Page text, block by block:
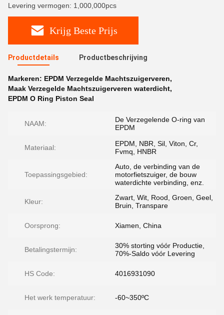
Levering vermogen: 1,000,000pcs
Krijg Beste Prijs
Productdetails Productbeschrijving
Markeren: EPDM Verzegelde Machtszuigerveren,
Maak Verzegelde Machtszuigerveren waterdicht,
EPDM O Ring Piston Seal
NAAM:
De Verzegelende O-ring van
EPDM
Materiaal:
EPDM, NBR, Sil, Viton, Cr,
Fvmq, HNBR
Toepassingsgebied:
Auto, de verbinding van de
motorfietszuiger, de bouw
waterdichte verbinding, enz.
Kleur:
Zwart, Wit, Rood, Groen, Geel,
Bruin, Transpare
Oorsprong: Xiamen, China
Betalingstermijn:
30% storting vóór Productie,
70%-Saldo vóór Levering
HS Code: 4016931090
Het werk temperatuur: -60~350ºC